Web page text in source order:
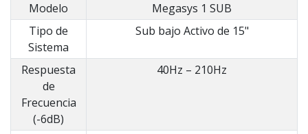
Modelo
Megasys 1 SUB
Tipo de
Sistema
Sub bajo Activo de 15"
Respuesta
de
Frecuencia
(-6dB)
40Hz – 210Hz